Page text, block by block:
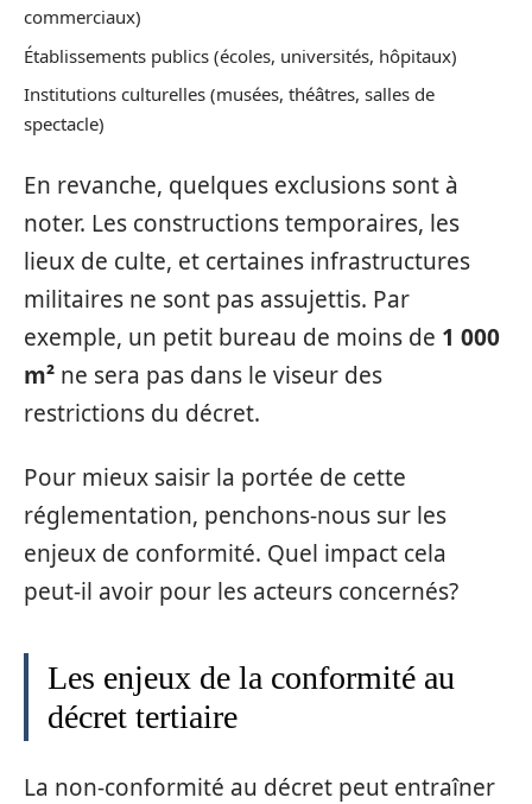
commerciaux)
Établissements publics (écoles, universités, hôpitaux)
Institutions culturelles (musées, théâtres, salles de
spectacle)
En revanche, quelques exclusions sont à
noter. Les constructions temporaires, les
lieux de culte, et certaines infrastructures
militaires ne sont pas assujettis. Par
exemple, un petit bureau de moins de 1 000
m² ne sera pas dans le viseur des
restrictions du décret.
Pour mieux saisir la portée de cette
réglementation, penchons-nous sur les
enjeux de conformité. Quel impact cela
peut-il avoir pour les acteurs concernés?
Les enjeux de la conformité au
décret tertiaire
La non-conformité au décret peut entraîner